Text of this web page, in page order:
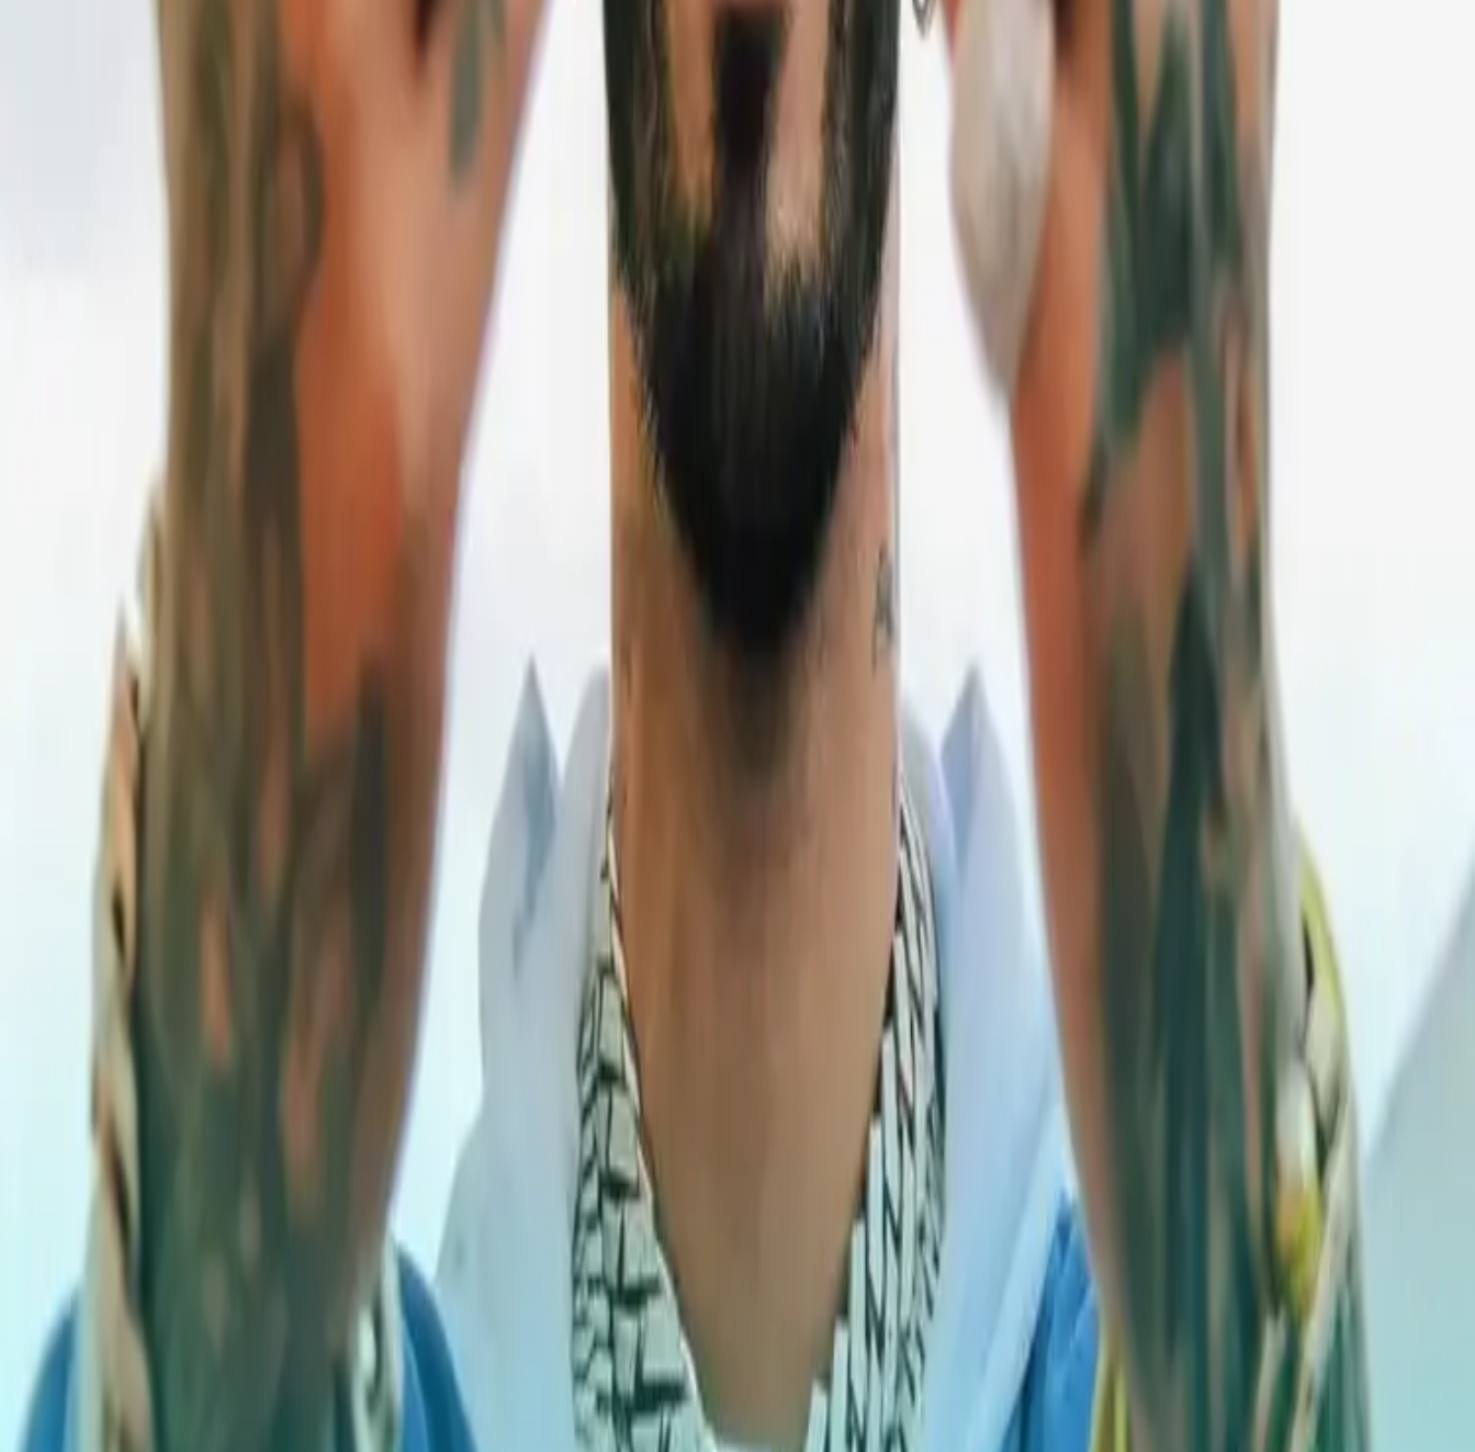
BZRP, Nicki Nicole, Karol G, Bad Bunny, Feid, Kany García, Marshmello y Billie Eilish, son algunas de las estrellas que han
El festival Dale Mixx se realizará el sábado 16 de agosto en Parque Fundidora. Los boletos están a la venta en el sistema
Dale Mixx 2025
Notas relacionadas
Se viene la fiesta con Myke Towers en Dale Mixx 2025
5 de julio de 2025
Comentarios
Cargando comentarios...